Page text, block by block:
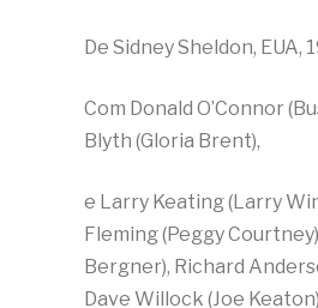
De Sidney Sheldon, EUA,
Com Donald O’Connor
Blyth (Gloria Brent),
e Larry Keating (Larry
Fleming (Peggy
Bergner), Richard
Dave Willock (Joe